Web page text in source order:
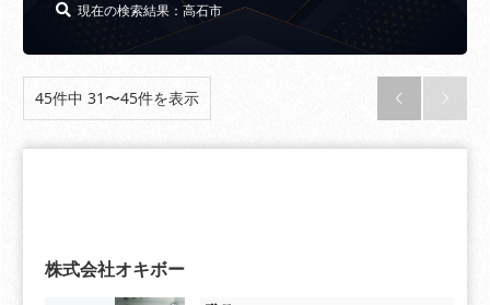
現在の検索結果：高石市
45件中 31〜45件を表示  
株式会社オキボー